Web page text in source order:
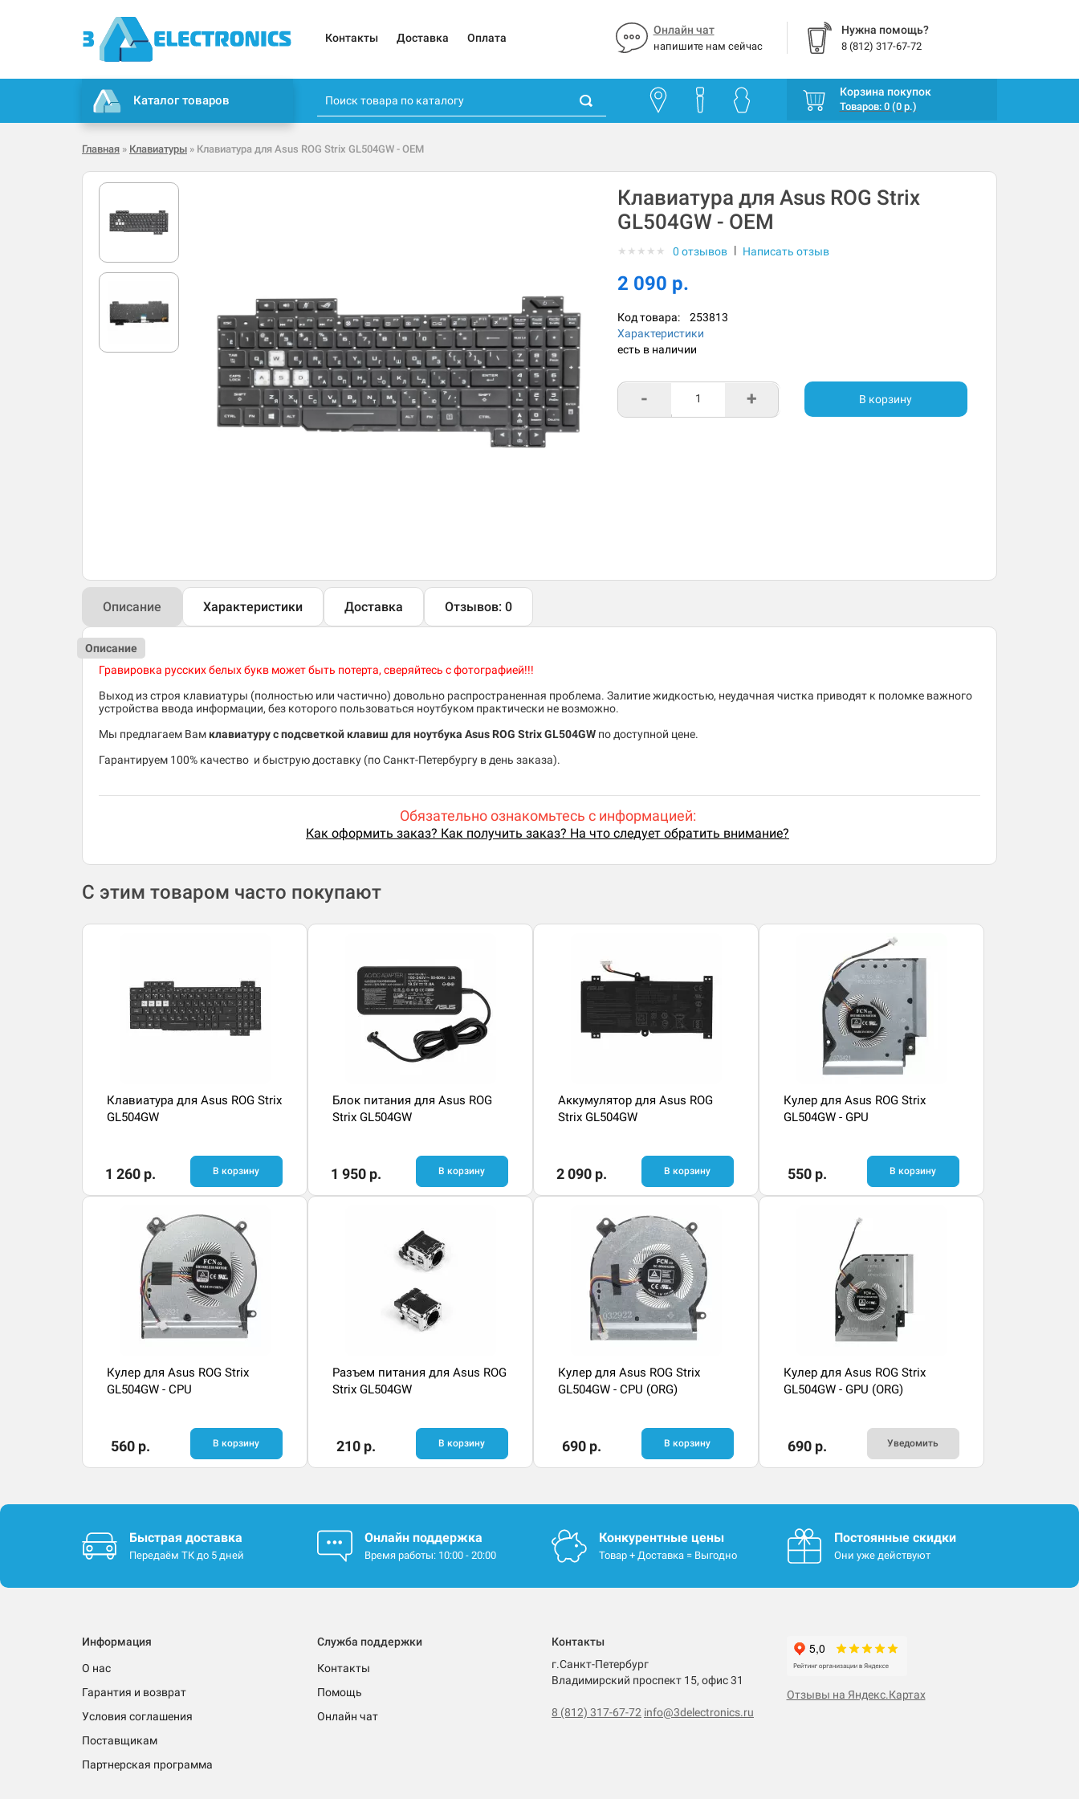
Контакты Доставка Оплата
Онлайн чат
напишите нам сейчас
Нужна помощь?
8 (812) 317-67-72
Каталог товаров
Корзина покупок
Товаров: 0 (0 р.)
Главная » Клавиатуры » Клавиатура для Asus ROG Strix GL504GW - OEM
Клавиатура для Asus ROG Strix
GL504GW - OEM
★ ★ ★ ★ ★ 0 отзывов | Написать отзыв
2 090 р.
Код товара: 253813
Характеристики
есть в наличии
- + В корзину
Описание Характеристики Доставка Отзывов: 0
Описание
Гравировка русских белых букв может быть потерта, сверяйтесь с фотографией!!!
Выход из строя клавиатуры (полностью или частично) довольно распространенная проблема. Залитие жидкостью, неудачная чистка приводят к поломке важного
устройства ввода информации, без которого пользоваться ноутбуком практически не возможно.
Мы предлагаем Вам клавиатуру с подсветкой клавиш для ноутбука Asus ROG Strix GL504GW по доступной цене.
​Гарантируем 100% качество и быструю доставку (по Санкт-Петербургу в день заказа).
Обязательно ознакомьтесь с информацией:
Как оформить заказ? Как получить заказ? На что следует обратить внимание?
С этим товаром часто покупают
Клавиатура для Asus ROG Strix
GL504GW
1 260 р. В корзину
Блок питания для Asus ROG
Strix GL504GW
1 950 р. В корзину
Аккумулятор для Asus ROG
Strix GL504GW
2 090 р. В корзину
Кулер для Asus ROG Strix
GL504GW - GPU
550 р. В корзину
Кулер для Asus ROG Strix
GL504GW - CPU
560 р. В корзину
Разъем питания для Asus ROG
Strix GL504GW
210 р. В корзину
Кулер для Asus ROG Strix
GL504GW - CPU (ORG)
690 р. В корзину
Кулер для Asus ROG Strix
GL504GW - GPU (ORG)
690 р. Уведомить
Быстрая доставка
Передаём ТК до 5 дней
Онлайн поддержка
Время работы: 10:00 - 20:00
Конкурентные цены
Товар + Доставка = Выгодно
Постоянные скидки
Они уже действуют
Информация
О нас
Гарантия и возврат
Условия соглашения
Поставщикам
Партнерская программа
Служба поддержки
Контакты
Помощь
Онлайн чат
Контакты
г.Санкт-Петербург
Владимирский проспект 15, офис 31
8 (812) 317-67-72 info@3delectronics.ru
Отзывы на Яндекс.Картах